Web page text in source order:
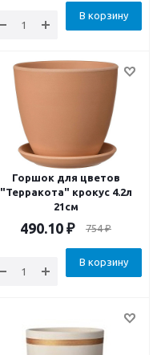
В корзину
Горшок для цветов
"Терракота" крокус 4.2л
21см
490.10 ₽ 754₽
В корзину